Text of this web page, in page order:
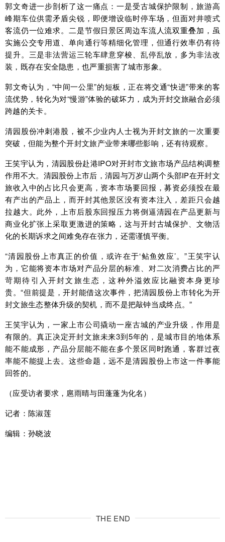
郭文奇进一步剖析了这一痛点：一是受古城保护限制，旅游高
峰期车位供需矛盾尖锐，即便增设临时停车场，但面对井喷式
客流仍一位难求。二是节假日景区周边车流人流双重叠加，虽
实施公交专用道、单向通行等精细化管理，但通行效率仍有待
提升。三是非法营运三轮车肆意穿梭、乱停乱放，多为非法改
装，既存在安全隐患，也严重损害了城市形象。
郭文奇认为，“中间一公里”的短板，正在将交通“快进”带来的客
流优势，转化为对“慢游”体验的破坏力，成为开封交旅融合必须
跨越的关卡。
清园股份冲刺港股，被不少业内人士视为开封文旅的一次重要
突破，但能为整个开封文旅产业带来哪些影响，还有待观察。
王笑宇认为，清园股份赴港IPO对开封市文旅市场产品结构调整
作用不大。清园股份上市后，清园与万岁山两个头部IP在开封文
旅收入中的占比只会更高，资本市场要回报，募资必须投在最
有产出的产品上，而开封其他景区没有资本注入，差距只会越
拉越大。此外，上市后股东回报压力将倒逼清园在产品更新与
商业化扩张上采取更激进的策略，这与开封古城保护、文物活
化的长期诉求之间难免存在张力，还需谨慎平衡。
“清园股份上市真正的价值，或许在于‘鲇鱼效应’。”王笑宇认
为，它能将资本市场对产品分层的标准、对二次消费占比的严
苛期待引入开封文旅生态，这种外溢效应比融资本身更珍
贵。“但前提是，开封能借这次事件，把清园股份上市转化为开
封文旅生态整体升级的契机，而不是把敲钟当成终点。”
王笑宇认为，一家上市公司撬动一座古城的产业升级，作用是
有限的。真正决定开封文旅未来3到5年的，是城市目的地体系
能不能成形，产品分层能不能在多个景区同时跑通，客群过夜
率能不能提上去。这些命题，远不是清园股份上市这一件事能
回答的。
（应受访者要求，扈雨晴与田蓬蓬为化名）
记者：陈淑莲
编辑：孙晓波
THE END